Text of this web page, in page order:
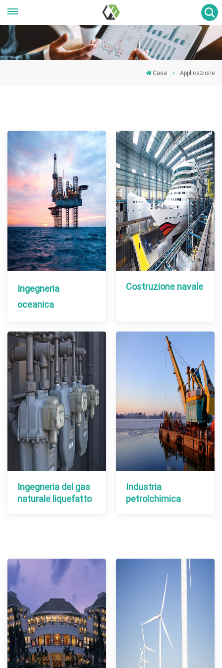
Casa Applicazione
Ingegneria
oceanica
Costruzione navale
Ingegneria del gas
naturale liquefatto
Industria
petrolchimica